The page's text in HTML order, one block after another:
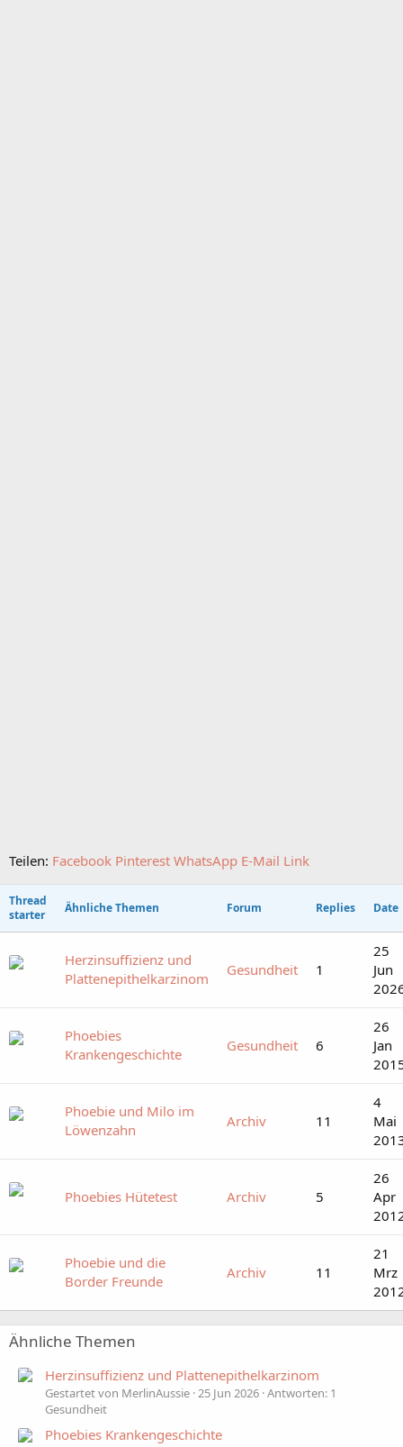
Teilen: Facebook Pinterest WhatsApp E-Mail Link
Thread
starter
Ähnliche Themen Forum Replies Date
Herzinsuffizienz und
Plattenepithelkarzinom
Gesundheit 1
25
Jun
Phoebies
Krankengeschichte
Gesundheit 6
26
Jan
Phoebie und Milo im
Löwenzahn
Archiv 11
4
Mai
Phoebies Hütetest Archiv 5
26
Apr
Phoebie und die
Border Freunde
Archiv 11
21
Mrz
Ähnliche Themen
Herzinsuffizienz und Plattenepithelkarzinom
Gestartet von MerlinAussie 25 Jun 2026 Antworten: 1
Gesundheit
Phoebies Krankengeschichte